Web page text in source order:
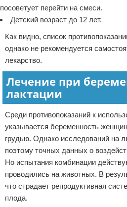
посоветует перейти на смеси.
Детский возраст до 12 лет.
Как видно, список
однако не рекомендуется
лекарство.
Лечение при
лактации
Среди противопоказаний к
указывается беременность
грудью. Однако исследований на
поэтому точных данных о
Но испытания комбинации
проводились на животных. В
что страдает репродуктивная
плода.